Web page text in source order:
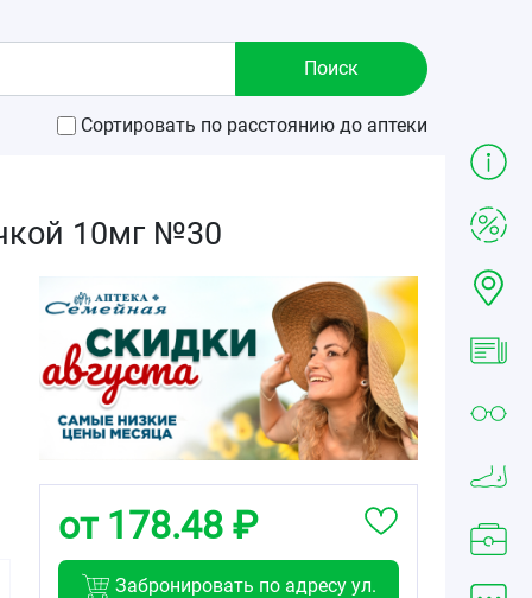
Сортировать по расстоянию до аптеки
10мг №30
от 178.48 ₽
Забронировать по адресу ул.